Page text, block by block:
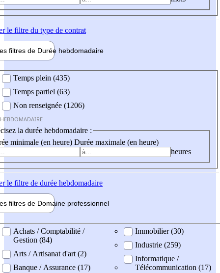
le filtre du type de contrat
filtres de Durée hebdomadaire
Temps plein (435)
Temps partiel (63)
Non renseignée (1206)
la durée hebdomadaire :
minimale (en heure) Durée maximale (en heure)
heures
le filtre de durée hebdomadaire
filtres de Domaine professionnel
professionel
Achats / Comptabilité /
Gestion (84)
Arts / Artisanat d'art (2)
Banque / Assurance (17)
Immobilier (30)
Industrie (259)
Informatique /
Télécommunication (17)